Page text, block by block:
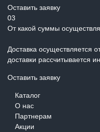
Оставить заявку
03
От какой суммы
Доставка осуществляется
доставки рассчитывается
Оставить заявку
Каталог
О нас
Партнерам
Акции